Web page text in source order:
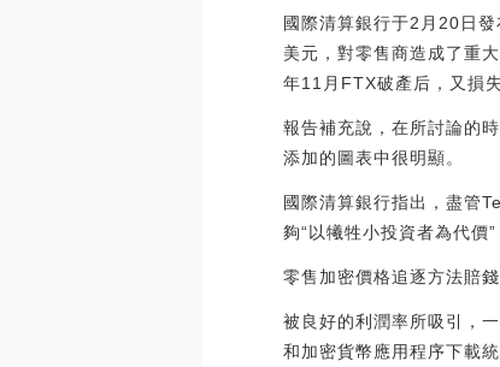
國際清算銀行于2月20日
美元，對零售商造成了重
年11月FTX破產后，又損
報告補充說，在所討論的
添加的圖表中很明顯。
國際清算銀行指出，盡管
夠“以犧牲小投資者為代價
零售加密價格追逐方法賠錢
被良好的利潤率所吸引，
和加密貨幣應用程序下載